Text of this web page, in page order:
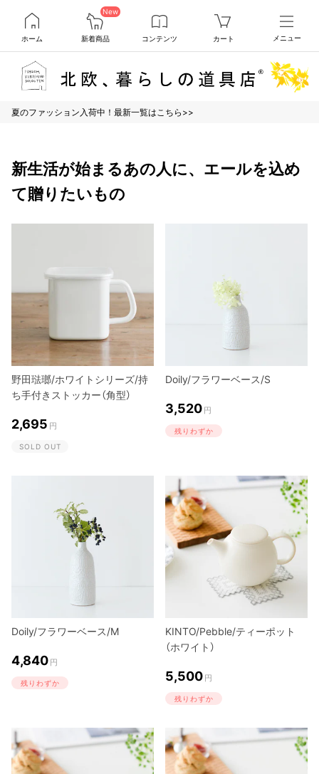
ホーム
New
新着商品 コンテンツ カート メニュー
夏のファッション入荷中！最新一覧はこちら>>
新生活が始まるあの人に、エールを込め
て贈りたいもの
野田琺瑯/ホワイトシリーズ/持
ち手付きストッカー（角型）
2,695 円
SOLD OUT
Doily/フラワーベース/S
3,520 円
残りわずか
Doily/フラワーベース/M
4,840 円
残りわずか
KINTO/Pebble/ティーポット
（ホワイト）
5,500 円
残りわずか